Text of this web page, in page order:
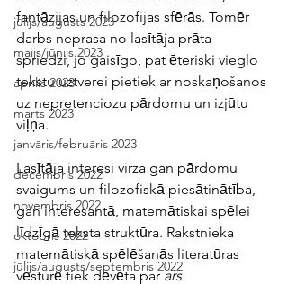
jūlijs/augusts 2023
maijs/jūnijs 2023
aprīlis 2023
marts 2023
janvāris/februāris 2023
decembris 2022
novembris 2022
oktobris 2022
jūlijs/augusts/septembris 2022
fantāzijas un filozofijas sfērās. Tomēr
darbs neprasa no lasītāja prāta
spriedzi, jo gaisīgo, pat ēteriski vieglo
tekstu uztverei pietiek ar noskaņošanos
uz nepretenciozu pārdomu un izjūtu
viļņa.
Lasītāja interesi virza gan pārdomu
svaigums un filozofiskā piesātinātība,
gan interesantā, matemātiskai spēlei
līdzīgā teksta struktūra. Rakstnieka
matemātiskā spēlēšanās literatūras
vēsturē tiek dēvēta par ars